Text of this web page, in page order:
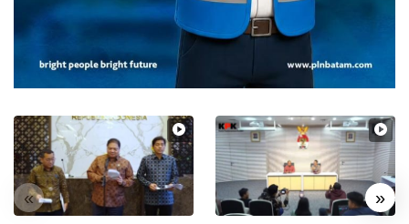
« »